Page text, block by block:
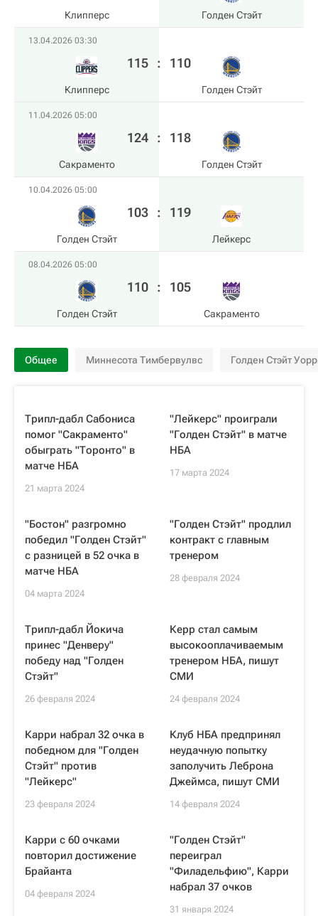
Клипперс Голден Стэйт
13.04.2026 03:30
Клипперс
115 : 110
Голден Стэйт
11.04.2026 05:00
Сакраменто
124 : 118
Голден Стэйт
10.04.2026 05:00
Голден Стэйт
103 : 119
Лейкерс
08.04.2026 05:00
Голден Стэйт
110 : 105
Сакраменто
Общее Миннесота Тимбервулвс Голден Стэйт
Трипл-дабл Сабониса
помог "Сакраменто"
обыграть "Торонто" в
матче НБА
21 марта 2024
"Лейкерс" проиграли
"Голден Стэйт" в матче
НБА
17 марта 2024
"Бостон" разгромно
победил "Голден Стэйт"
с разницей в 52 очка в
матче НБА
04 марта 2024
"Голден Стэйт" продлил
контракт с главным
тренером
28 февраля 2024
Трипл-дабл Йокича
принес "Денверу"
победу над "Голден
Стэйт"
26 февраля 2024
Керр стал самым
высокооплачиваемым
тренером НБА, пишут
СМИ
24 февраля 2024
Карри набрал 32 очка в
победном для "Голден
Стэйт" против
"Лейкерс"
23 февраля 2024
Клуб НБА предпринял
неудачную попытку
заполучить Леброна
Джеймса, пишут СМИ
14 февраля 2024
Карри с 60 очками
повторил достижение
Брайанта
04 февраля 2024
"Голден Стэйт"
переиграл
"Филадельфию", Карри
набрал 37 очков
31 января 2024